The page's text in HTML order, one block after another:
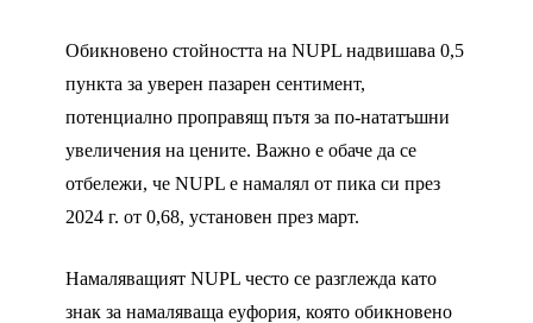
Обикновено стойността на NUPL надвишава 0,5
пункта за уверен пазарен сентимент,
потенциално проправящ пътя за по-нататъшни
увеличения на цените. Важно е обаче да се
отбележи, че NUPL е намалял от пика си през
2024 г. от 0,68, установен през март.
Намаляващият NUPL често се разглежда като
знак за намаляваща еуфория, която обикновено